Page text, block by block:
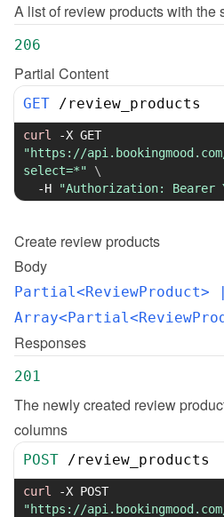
A list of review products with the
206
Partial Content
GET /review_products
curl -X
"https://
select=*"
\
-H
"Authorization: Bearer
Create review products
Body
Partial<ReviewProduct> |
Responses
201
The newly created review
columns
POST /review_products
curl -X
"https://